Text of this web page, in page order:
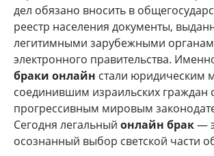
дел обязано вносить в
реестр населения документы,
легитимными зарубежными
электронного правительства.
браки онлайн стали юридическим
соединившим израильских граждан
прогрессивным мировым
Сегодня легальный онлайн брак—
осознанный выбор светской части